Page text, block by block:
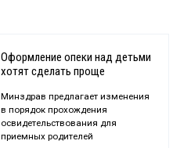
Оформление опеки над детьми
хотят сделать проще
Минздрав предлагает изменения
в порядок прохождения
освидетельствования для
приемных родителей